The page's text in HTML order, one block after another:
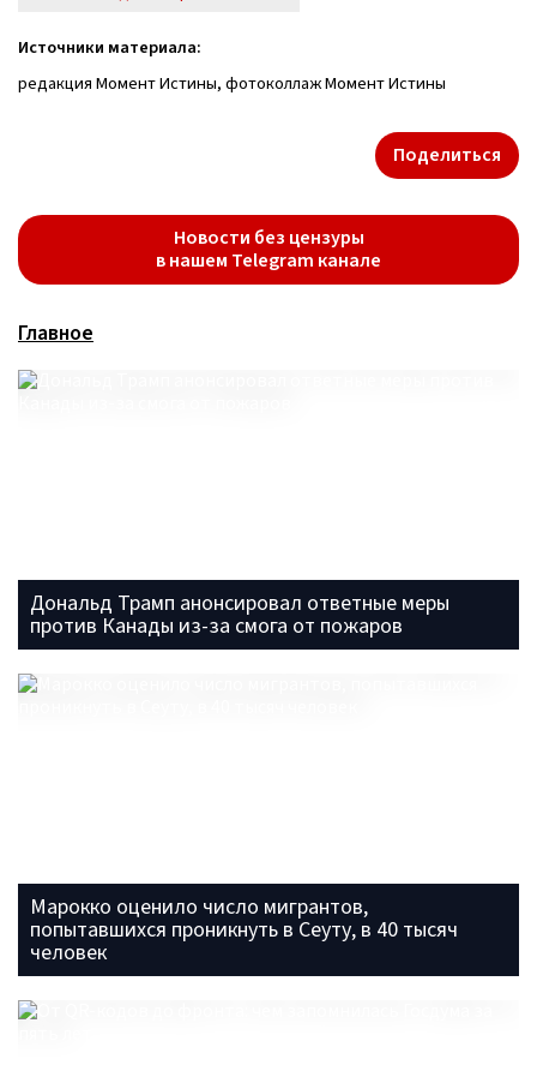
Источники материала:
редакция Момент Истины, фотоколлаж Момент Истины
Поделиться
Новости без цензуры
в нашем Telegram канале
Главное
Дональд Трамп анонсировал ответные меры
против Канады из-за смога от пожаров
Марокко оценило число мигрантов,
попытавшихся проникнуть в Сеуту, в 40 тысяч
человек